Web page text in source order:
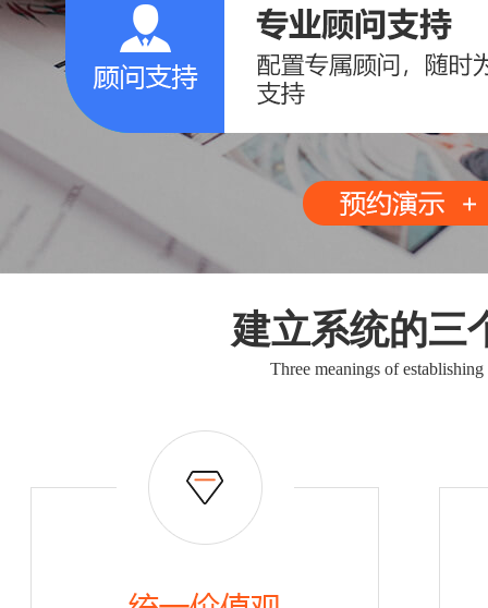
建立系统的三
Three meanings of establishing